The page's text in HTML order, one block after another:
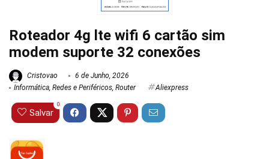
Roteador 4g lte wifi 6 cartão sim
modem suporte 32 conexões
Cristovao
6 de Junho, 2026
Informática, Redes e Periféricos, Router Aliexpress
Salvar
0